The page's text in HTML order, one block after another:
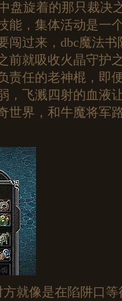
盘旋着的那只裁
能，集体活动是一
闯过来，dbc魔法
前就吸收火晶守护
任的老神棍，即
，飞溅四射的血液
世界，和牛魔将军
就像是在陷阱口